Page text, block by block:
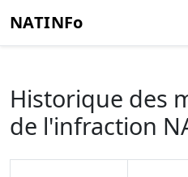
NATINFo
Historique des
de l'infraction